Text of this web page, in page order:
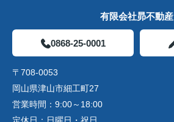
有限会社昴不動産
0868-25-0001
〒708-0053
岡山県津山市細工町27
営業時間： 9:00～18:00